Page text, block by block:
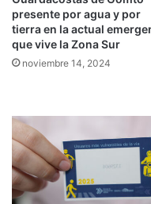
presente por agua y por
tierra en la actual
que vive la Zona Sur
noviembre 14, 2024